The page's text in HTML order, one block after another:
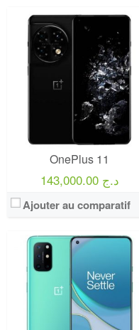
OnePlus 11
143,000.00 د.ج
Ajouter au comparatif